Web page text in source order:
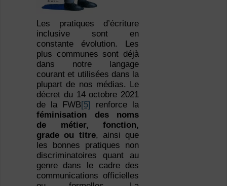
Les pratiques d’écriture
inclusive sont en
constante évolution. Les
plus communes sont déjà
dans notre langage
courant et utilisées dans la
plupart de nos médias. Le
décret du 14 octobre 2021
de la FWB[5] renforce la
féminisation des noms
de métier, fonction,
grade ou titre, ainsi que
les bonnes pratiques non
discriminatoires quant au
genre dans le cadre des
communications officielles